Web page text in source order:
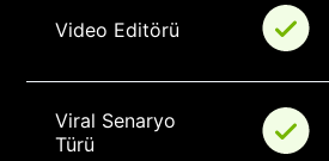
Video Editörü
Viral Senaryo
Türü